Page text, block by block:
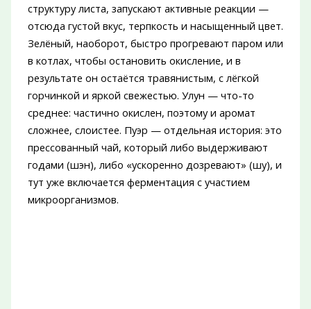
структуру листа, запускают активные реакции —
отсюда густой вкус, терпкость и насыщенный цвет.
Зелёный, наоборот, быстро прогревают паром или
в котлах, чтобы остановить окисление, и в
результате он остаётся травянистым, с лёгкой
горчинкой и яркой свежестью. Улун — что-то
среднее: частично окислен, поэтому и аромат
сложнее, слоистее. Пуэр — отдельная история: это
прессованный чай, который либо выдерживают
годами (шэн), либо «ускоренно дозревают» (шу), и
тут уже включается ферментация с участием
микроорганизмов.